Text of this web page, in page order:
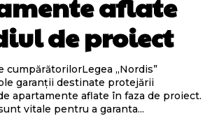
de proiect
cumpărătorilorLegea „Nordis”
garanții destinate protejării
apartamente aflate în faza de proiect.
vitale pentru a garanta...